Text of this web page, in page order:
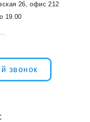
26, офис 212
19.00
звонок